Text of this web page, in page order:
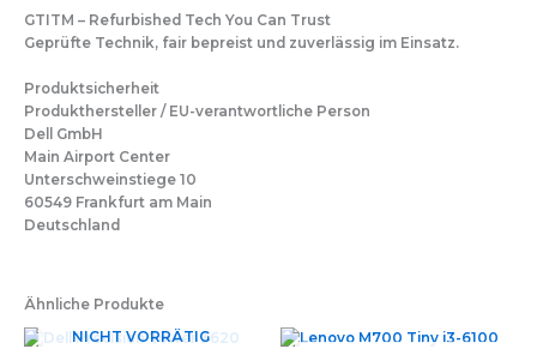
GTITM – Refurbished Tech You Can Trust
Geprüfte Technik, fair bepreist und zuverlässig im Einsatz.
Produktsicherheit
Produkthersteller / EU-verantwortliche Person
Dell GmbH
Main Airport Center
Unterschweinstiege 10
60549 Frankfurt am Main
Deutschland
Ähnliche Produkte
NICHT VORRÄTIG